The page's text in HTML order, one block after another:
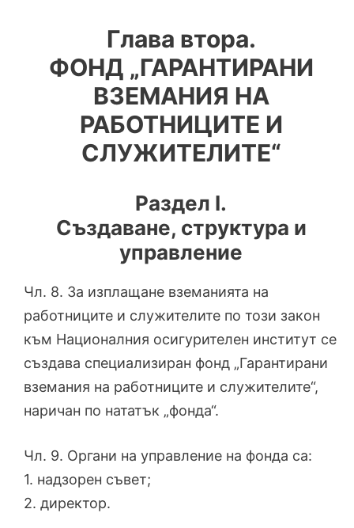
Глава втора.
ФОНД „ГАРАНТИРАНИ
ВЗЕМАНИЯ НА
РАБОТНИЦИТЕ И
СЛУЖИТЕЛИТЕ“
Раздел I.
Създаване, структура и
управление
Чл. 8. За изплащане вземанията на
работниците и служителите по този закон
към Националния осигурителен институт се
създава специализиран фонд „Гарантирани
вземания на работниците и служителите“,
наричан по нататък „фонда“.
Чл. 9. Органи на управление на фонда са:
1. надзорен съвет;
2. директор.